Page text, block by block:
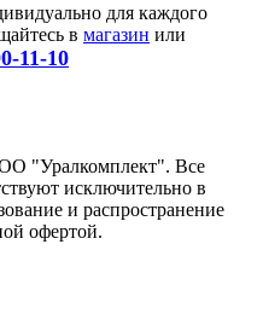
для каждого
в магазин или
11-10
"Уралкомплект". Все
исключительно в
и распространение
офертой.